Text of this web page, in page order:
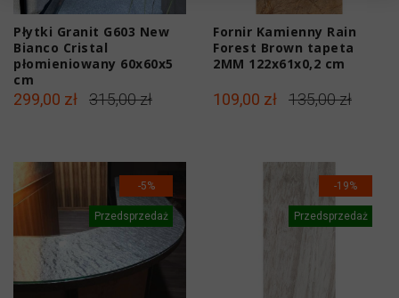
Płytki Granit G603 New
Bianco Cristal
płomieniowany 60x60x5
cm
299,00 zł 315,00 zł
Fornir Kamienny Rain
Forest Brown tapeta
2MM 122x61x0,2 cm
109,00 zł 135,00 zł
-5%
Przedsprzedaż
-19%
Przedsprzedaż